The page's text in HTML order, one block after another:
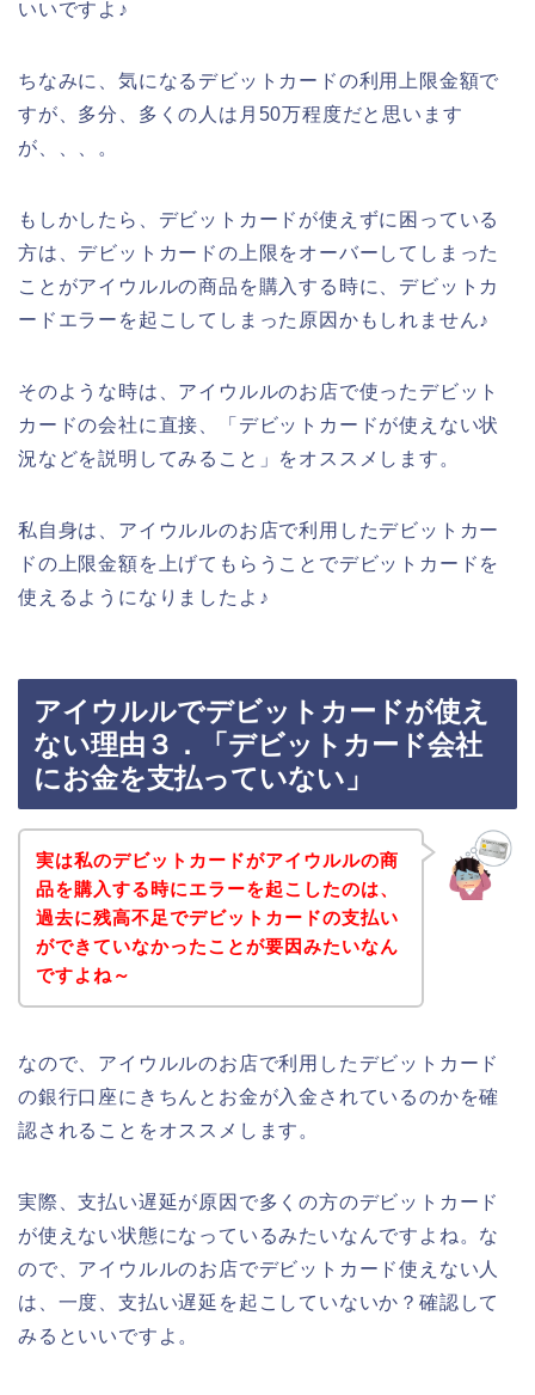
いいですよ♪
ちなみに、気になるデビットカードの利用上限金額で
すが、多分、多くの人は月50万程度だと思います
が、、、。
もしかしたら、デビットカードが使えずに困っている
方は、デビットカードの上限をオーバーしてしまった
ことがアイウルルの商品を購入する時に、デビットカ
ードエラーを起こしてしまった原因かもしれません♪
そのような時は、アイウルルのお店で使ったデビット
カードの会社に直接、「デビットカードが使えない状
況などを説明してみること」をオススメします。
私自身は、アイウルルのお店で利用したデビットカー
ドの上限金額を上げてもらうことでデビットカードを
使えるようになりましたよ♪
アイウルルでデビットカードが使え
ない理由３．「デビットカード会社
にお金を支払っていない」
実は私のデビットカードがアイウルルの商
品を購入する時にエラーを起こしたのは、
過去に残高不足でデビットカードの支払い
ができていなかったことが要因みたいなん
ですよね～
なので、アイウルルのお店で利用したデビットカード
の銀行口座にきちんとお金が入金されているのかを確
認されることをオススメします。
実際、支払い遅延が原因で多くの方のデビットカード
が使えない状態になっているみたいなんですよね。な
ので、アイウルルのお店でデビットカード使えない人
は、一度、支払い遅延を起こしていないか？確認して
みるといいですよ。